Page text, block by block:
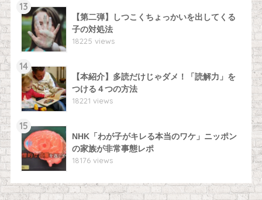
13
【第二弾】しつこくちょっかいを出してくる
子の対処法
18225 views
14
【本紹介】多読だけじゃダメ！「読解力」を
つける４つの方法
18221 views
15
NHK「わが子がキレる本当のワケ」ニッポン
の家族が非常事態レポ
18176 views